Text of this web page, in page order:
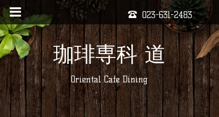
023-631-2483
珈琲専科 道
Oriental Cafe Dining